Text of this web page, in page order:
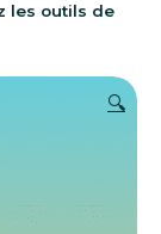
les outils de
🔍